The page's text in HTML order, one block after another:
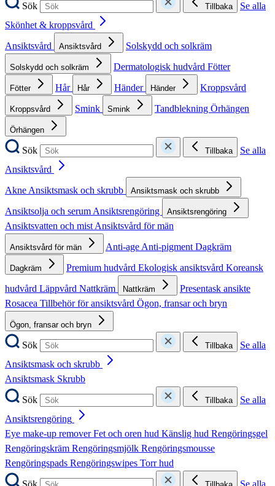
Sök
Tillbaka
Se alla
Skönhet & kroppsvård
Ansiktsvård
Ansiktsvård Solskydd och solkräm
Solskydd och solkräm Dermatologisk hudvård Fötter
Fötter Hår Hår Händer Händer Kroppsvård
Kroppsvård Smink Smink Tandblekning Örhängen
Örhängen
Sök Tillbaka
Se alla
Ansiktsvård
AkneAnsiktsmask och skrubb Ansiktsmask och skrubb
Ansiktsolja och serumAnsiktsrengöring Ansiktsrengöring
Ansiktsvatten och mistAnsiktsvård för män
Ansiktsvård för män Anti-ageAnti-pigmentDagkräm
Dagkräm Premium hudvård Ekologisk ansiktsvård Koreansk
hudvård Läppvård Nattkräm Nattkräm
Presentask ansikte
Rosacea Tillbehör för ansiktsvård Ögon, fransar och bryn
Ögon, fransar och bryn
Sök Tillbaka
Se alla
Ansiktsmask och skrubb
Ansiktsmask Skrubb
Sök
Tillbaka
Se alla
Ansiktsrengöring
Eye make-up removerFet och oren hud Känslig hud Rengöringsgel
Rengöringskräm Rengöringsmjölk Rengöringsmousse
Rengöringspads Rengöringswipes Torr hud